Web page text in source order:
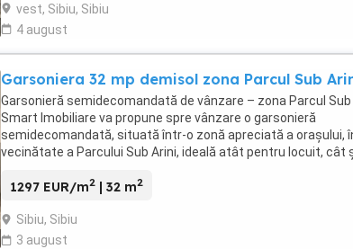
vest, Sibiu, Sibiu
4 august
Garsoniera 32 mp demisol zona Parcul Sub
Garsonieră semidecomandată de vânzare – zona Parcul Sub
Smart Imobiliare va propune spre vânzare o garsonieră
semidecomandată, situată într-o zonă apreciată a orașului,
vecinătate a Parcului Sub Arini, ideală atât pentru locuit, cât
1297 EUR/m2 | 32 m2
Sibiu, Sibiu
3 august